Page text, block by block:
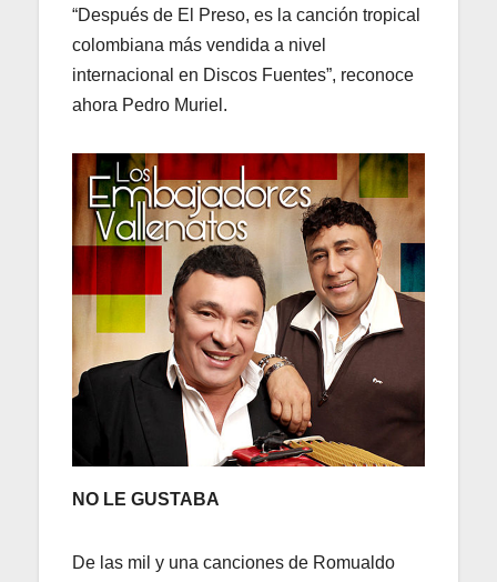
“Después de El Preso, es la canción tropical
colombiana más vendida a nivel
internacional en Discos Fuentes”, reconoce
ahora Pedro Muriel.
NO LE GUSTABA
De las mil y una canciones de Romualdo